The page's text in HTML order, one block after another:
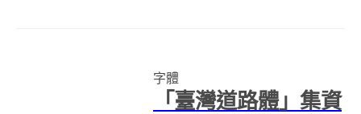
由justfont操刀的第一個...
字體
「臺灣道路體」集資